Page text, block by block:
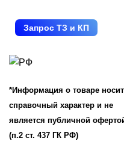
Запрос ТЗ и КП
*Информация о товаре носит
справочный характер и не
является публичной
(п.2 ст. 437 ГК РФ)